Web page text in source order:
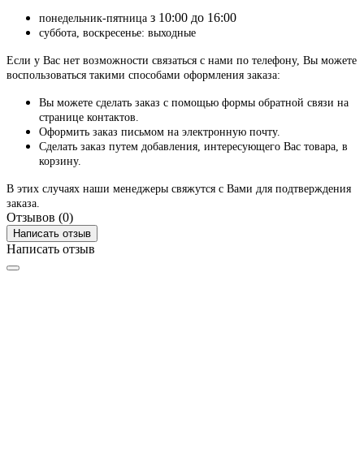
понедельник-пятница з 10:00 до 16:00
суббота, воскресенье: выходные
Если у Вас нет возможности связаться с нами по телефону, Вы можете
воспользоваться такими способами оформления заказа:
Вы можете сделать заказ с помощью формы обратной связи на
странице контактов.
Оформить заказ письмом на электронную почту.
Сделать заказ путем добавления, интересующего Вас товара, в
корзину.
В этих случаях наши менеджеры свяжутся с Вами для подтверждения
заказа.
Отзывов (0)
Написать отзыв
Написать отзыв